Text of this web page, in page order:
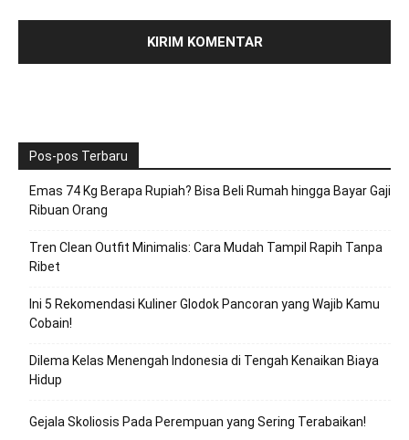
Pos-pos Terbaru
Emas 74 Kg Berapa Rupiah? Bisa Beli Rumah hingga Bayar Gaji
Ribuan Orang
Tren Clean Outfit Minimalis: Cara Mudah Tampil Rapih Tanpa
Ribet
Ini 5 Rekomendasi Kuliner Glodok Pancoran yang Wajib Kamu
Cobain!
Dilema Kelas Menengah Indonesia di Tengah Kenaikan Biaya
Hidup
Gejala Skoliosis Pada Perempuan yang Sering Terabaikan!